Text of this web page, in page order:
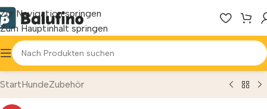
Zur Navigation springen
Zum Hauptinhalt springen
StartHundeZubehör